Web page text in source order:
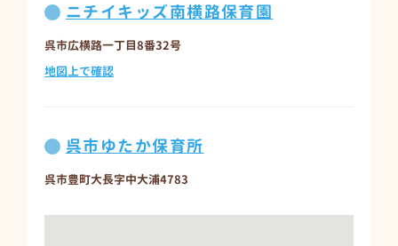
ニチイキッズ南横路保育園
呉市広横路一丁目8番32号
地図上で確認
呉市ゆたか保育所
呉市豊町大長字中大浦4783